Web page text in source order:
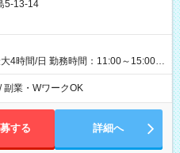
5-13-14
4時間/日 勤務時間：11:00～15:00
★残業なし！次の予定も立てやすい
副業・WワークOK
する 詳細へ